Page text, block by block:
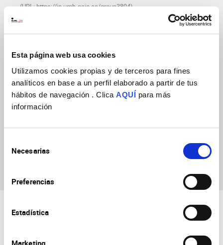
Esta página web usa cookies
Utilizamos cookies propias y de terceros para fines
analíticos en base a un perfil elaborado a partir de tus
hábitos de navegación . Clica AQUÍ para más
información
Necesarias
Preferencias
Estadística
Marketing
(URL: https://in.umh-csic.es/group3894)
Neuropharmacology, Molecular Immunobiology and
Behavior
Clara Serrano